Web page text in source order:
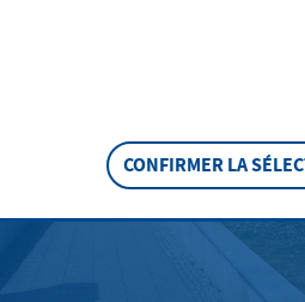
CONFIRMER LA